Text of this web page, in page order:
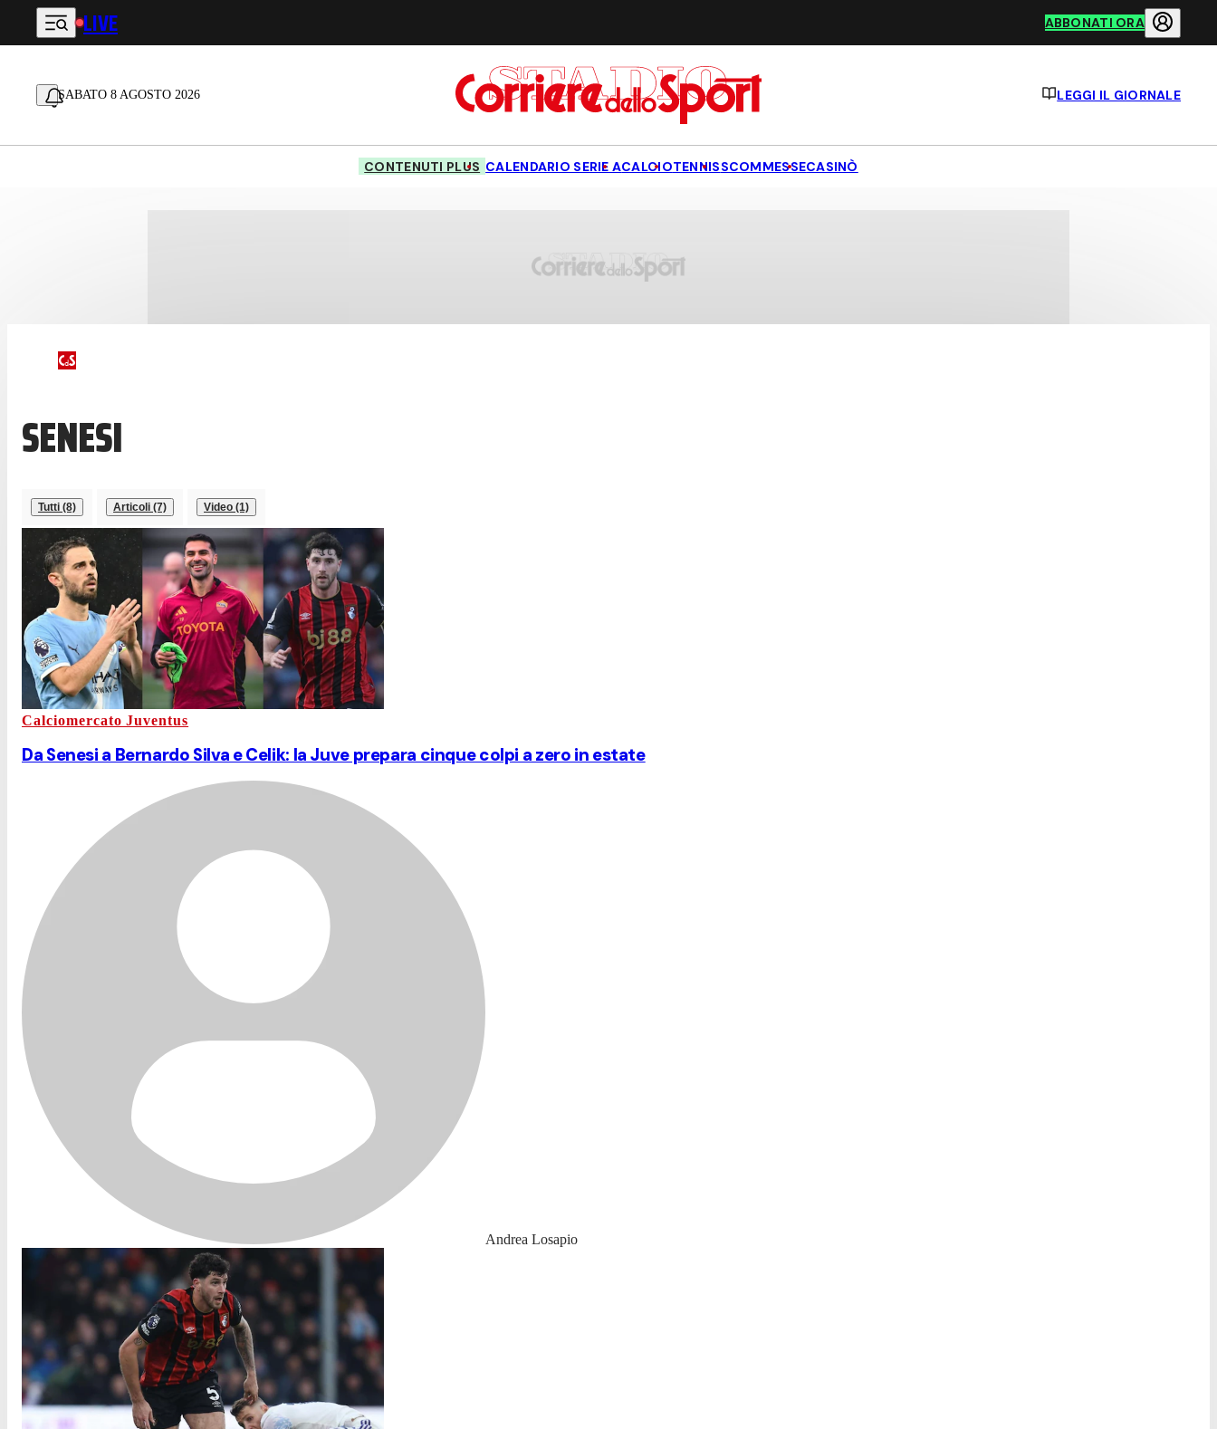
Vai al contenuto principale
LIVE ABBONATI ORA
SABATO 8 AGOSTO 2026 LEGGI IL GIORNALE
CONTENUTI PLUS CALENDARIO SERIE ACALCIOTENNISSCOMMESSECASINÒ
SENESI
Tutti (8) Articoli (7) Video (1)
Calciomercato Juventus
Da Senesi a Bernardo Silva e Celik: la Juve prepara cinque colpi a zero in estate
Andrea Losapio